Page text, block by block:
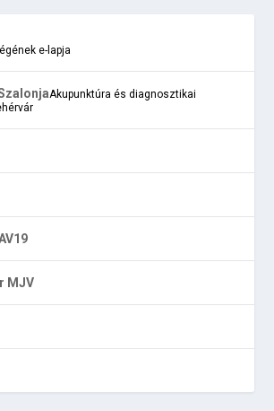
e-lapja
Akupunktúra és diagnosztikai
MJV